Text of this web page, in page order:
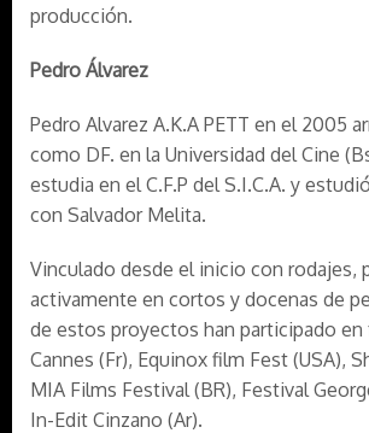
producción.
Pedro Álvarez
Pedro Alvarez A.K.A PETT en el 2005
como DF. en la Universidad del Cine
estudia en el C.F.P del S.I.C.A. y
con Salvador Melita.
Vinculado desde el inicio con rodajes,
activamente en cortos y docenas de
de estos proyectos han participado
Cannes (Fr), Equinox film Fest (USA),
MIA Films Festival (BR), Festival
In-Edit Cinzano (Ar).